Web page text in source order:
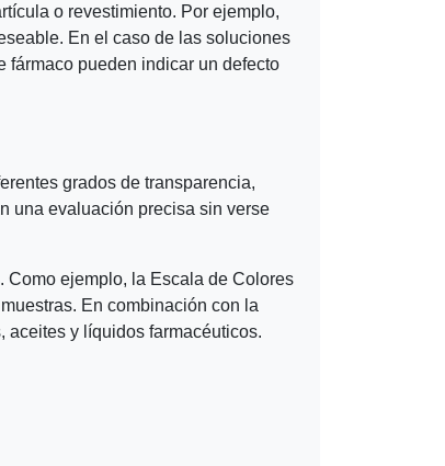
o revestimiento. Por ejemplo,
En el caso de las soluciones
fármaco pueden indicar un defecto
grados de transparencia,
una evaluación precisa sin verse
Como ejemplo, la Escala de Colores
En combinación con la
aceites y líquidos farmacéuticos.